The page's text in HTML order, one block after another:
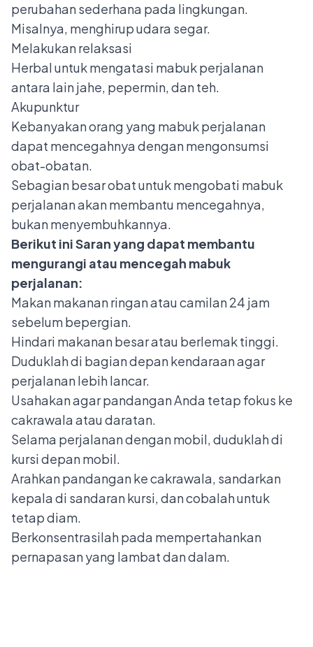
perubahan sederhana pada lingkungan.
Misalnya, menghirup udara segar.
Melakukan relaksasi
Herbal untuk mengatasi mabuk perjalanan
antara lain jahe, pepermin, dan teh.
Akupunktur
Kebanyakan orang yang mabuk perjalanan
dapat mencegahnya dengan mengonsumsi
obat-obatan.
Sebagian besar obat untuk mengobati mabuk
perjalanan akan membantu mencegahnya,
bukan menyembuhkannya.
Berikut ini Saran yang dapat membantu
mengurangi atau mencegah mabuk
perjalanan:
Makan makanan ringan atau camilan 24 jam
sebelum bepergian.
Hindari makanan besar atau berlemak tinggi.
Duduklah di bagian depan kendaraan agar
perjalanan lebih lancar.
Usahakan agar pandangan Anda tetap fokus ke
cakrawala atau daratan.
Selama perjalanan dengan mobil, duduklah di
kursi depan mobil.
Arahkan pandangan ke cakrawala, sandarkan
kepala di sandaran kursi, dan cobalah untuk
tetap diam.
Berkonsentrasilah pada mempertahankan
pernapasan yang lambat dan dalam.